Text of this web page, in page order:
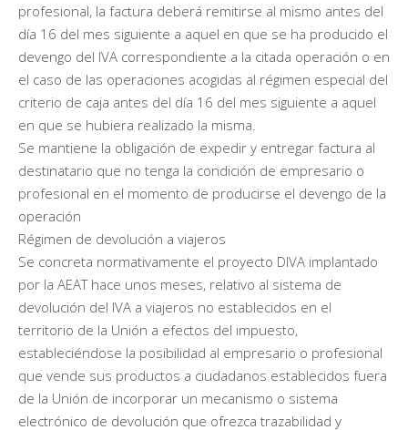
profesional, la factura deberá remitirse al mismo antes del
día 16 del mes siguiente a aquel en que se ha producido el
devengo del IVA correspondiente a la citada operación o en
el caso de las operaciones acogidas al régimen especial del
criterio de caja antes del día 16 del mes siguiente a aquel
en que se hubiera realizado la misma.
Se mantiene la obligación de expedir y entregar factura al
destinatario que no tenga la condición de empresario o
profesional en el momento de producirse el devengo de la
operación
Régimen de devolución a viajeros
Se concreta normativamente el proyecto DIVA implantado
por la AEAT hace unos meses, relativo al sistema de
devolución del IVA a viajeros no establecidos en el
territorio de la Unión a efectos del impuesto,
estableciéndose la posibilidad al empresario o profesional
que vende sus productos a ciudadanos establecidos fuera
de la Unión de incorporar un mecanismo o sistema
electrónico de devolución que ofrezca trazabilidad y